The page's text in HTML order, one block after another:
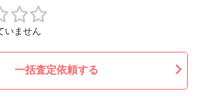
いません
一括査定依頼する